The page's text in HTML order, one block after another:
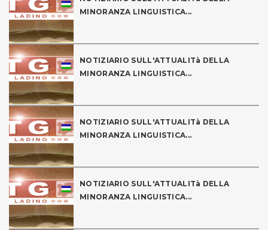
MINORANZA LINGUISTICA...
NOTIZIARIO SULL'ATTUALITà DELLA
MINORANZA LINGUISTICA...
NOTIZIARIO SULL'ATTUALITà DELLA
MINORANZA LINGUISTICA...
NOTIZIARIO SULL'ATTUALITà DELLA
MINORANZA LINGUISTICA...